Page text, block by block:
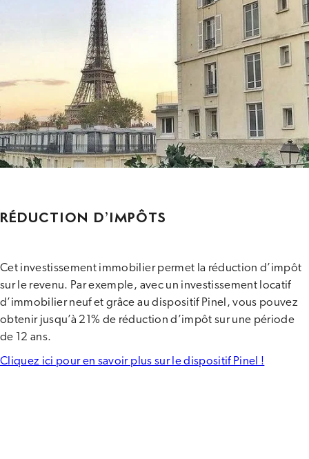
RÉDUCTION D’IMPÔTS
Cet investissement immobilier permet la réduction d’impôt
sur le revenu. Par exemple, avec un investissement locatif
d’immobilier neuf et grâce au dispositif Pinel, vous pouvez
obtenir jusqu’à 21% de réduction d’impôt sur une période
de 12 ans.
Cliquez ici pour en savoir plus sur le dispositif Pinel !